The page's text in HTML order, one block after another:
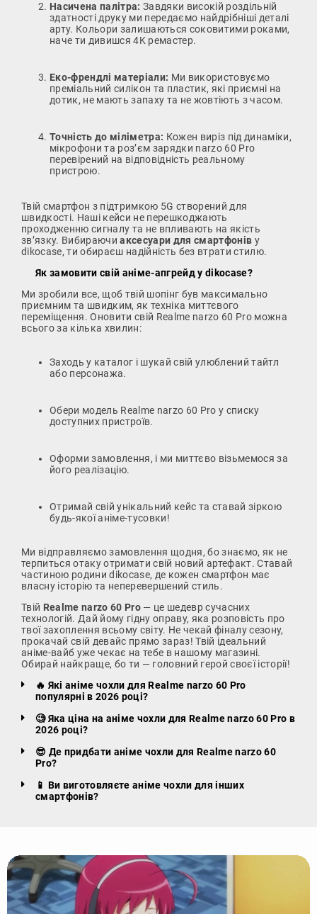
Насичена палітра: Завдяки високій роздільній
здатності друку ми передаємо найдрібніші деталі
арту. Кольори залишаються соковитими роками,
наче ти дивишся 4K ремастер.
Еко-френдлі матеріали: Ми використовуємо
преміальний силікон та пластик, які приємні на
дотик, не мають запаху та не жовтіють з часом.
Точність до міліметра: Кожен виріз під динаміки,
мікрофони та роз’єм зарядки narzo 60 Pro
перевірений на відповідність реальному
пристрою.
Твій смартфон з підтримкою 5G створений для
швидкості. Наші кейси не перешкоджають
проходженню сигналу та не впливають на якість
зв’язку. Вибираючиаксесуари для смартфонів у
dikocase, ти обираєш надійність без втрати стилю.
Як замовити свій аніме-апгрейд у dikocase?
Ми зробили все, щоб твій шопінг був максимально
приємним та швидким, як техніка миттєвого
переміщення. Оновити свій Realme narzo 60 Pro можна
всього за кілька хвилин:
Заходь у каталог і шукай свій улюблений тайтл
або персонажа.
Обери модель Realme narzo 60 Pro у списку
доступних пристроїв.
Оформи замовлення, і ми миттєво візьмемося за
його реалізацію.
Отримай свій унікальний кейс та ставай зіркою
будь-якої аніме-тусовки!
Ми відправляємо замовлення щодня, бо знаємо, як не
терпиться отаку отримати свій новий артефакт. Ставай
частиною родини dikocase, де кожен смартфон має
власну історію та неперевершений стиль.
Твій Realme narzo 60 Pro — це шедевр сучасних
технологій. Дай йому гідну оправу, яка розповість про
твої захоплення всьому світу. Не чекай фіналу сезону,
прокачай свій девайс прямо зараз! Твій ідеальний
аніме-вайб уже чекає на тебе в нашому магазині.
Обирай найкраще, бо ти — головний герой своєї історії!
🔥 Які аніме чохли для Realme narzo 60 Pro
популярні в 2026 році?
🧐 Яка ціна на аніме чохли для Realme narzo 60 Pro в
2026 році?
😎 Де придбати аніме чохли для Realme narzo 60
Pro?
📱 Ви виготовляєте аніме чохли для інших
смартфонів?